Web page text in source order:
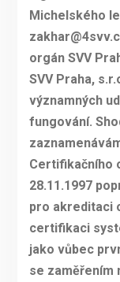
Michelského
orgán SVV
SVV Praha,
významných
fungování.
Certifikačního
28.11.1997
pro akreditaci
certifikaci
jako vůbec
se zaměřením